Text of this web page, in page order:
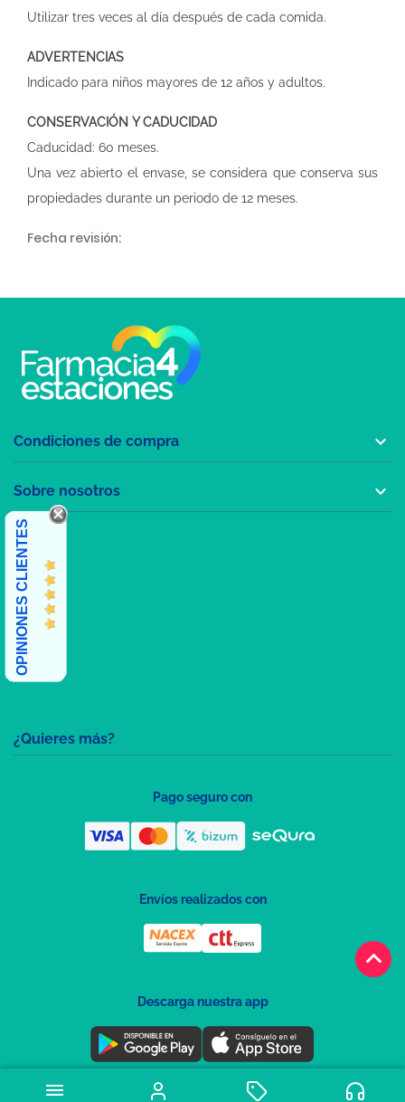
Utilizar tres veces al día después de cada comida.
ADVERTENCIAS
Indicado para niños mayores de 12 años y adultos.
CONSERVACIÓN Y CADUCIDAD
Caducidad: 60 meses.
Una vez abierto el envase, se considera que conserva sus
propiedades durante un periodo de 12 meses.
Fecha revisión:
keyboard_arrow_up
¿Quieres más?
Condiciones de compra 
Sobre nosotros 
OPINIONES CLIENTES
Pago seguro con
Envíos realizados con
Descarga nuestra app